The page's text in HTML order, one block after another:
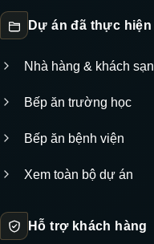
Dự án đã thực hiện
Nhà hàng & khách sạn
Bếp ăn trường học
Bếp ăn bệnh viện
Xem toàn bộ dự án
Hỗ trợ khách hàng